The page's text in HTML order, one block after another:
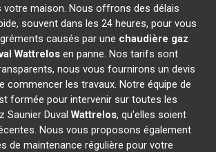
votre maison. Nous offrons des délais
souvent dans les 24 heures, pour vous
causés par une chaudière gaz
Wattrelosen panne. Nos tarifs sont
nous vous fournirons un devis
commencer les travaux. Notre équipe de
formée pour intervenir sur toutes les
Saunier DuvalWattrelos, qu'elles soient
Nous vous proposons également
de maintenance régulière pour votre